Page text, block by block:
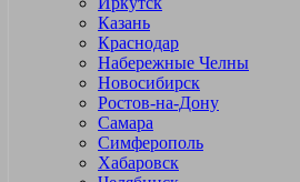
Казань
Краснодар
Набережные Челны
Новосибирск
Ростов-на-Дону
Самара
Симферополь
Хабаровск